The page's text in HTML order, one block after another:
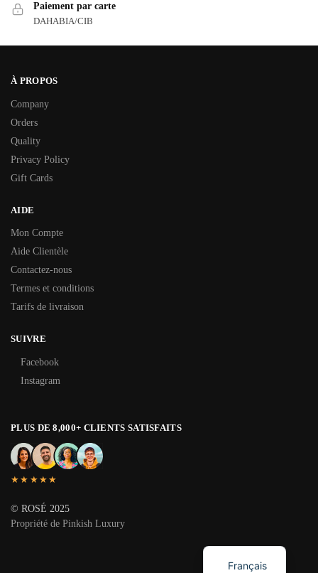
Paiement par carte
DAHABIA/CIB
À PROPOS
Company
Orders
Quality
Privacy Policy
Gift Cards
AIDE
Mon Compte
Aide Clientèle
Contactez-nous
Termes et conditions
Tarifs de livraison
SUIVRE
Facebook
Instagram
PLUS DE 8,000+ CLIENTS SATISFAITS
★★★★★
© ROSÉ 2025
Propriété de Pinkish Luxury
Français